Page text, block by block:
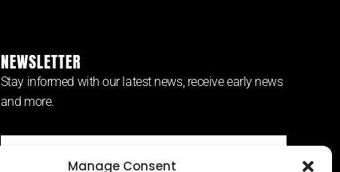
Manage Consent
NEWSLETTER
Stay informed with our latest news, receive early news
and more.